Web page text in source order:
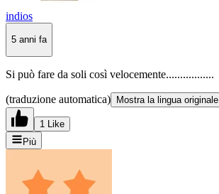
indios
5 anni fa
Si può fare da soli così velocemente.................
(traduzione automatica) Mostra la lingua originale
1 Like
Più